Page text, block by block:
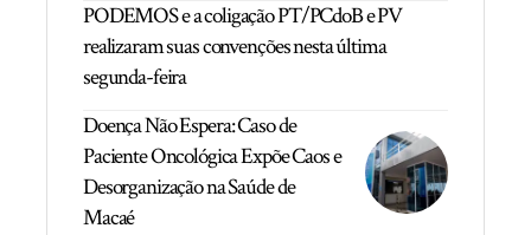
PODEMOS e a coligação PT/PCdoB e PV
realizaram suas convenções nesta última
segunda-feira
Doença Não Espera: Caso de
Paciente Oncológica Expõe Caos e
Desorganização na Saúde de
Macaé